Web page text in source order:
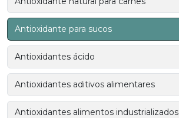
Antioxidante para sucos
Antioxidantes ácido
Antioxidantes aditivos alimentares
Antioxidantes alimentos industrializados